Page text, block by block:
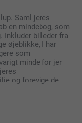
Saml jeres
en mindebog, som
Inkluder billeder fra
øjeblikke, I har
som
minde for jer
og forevige de